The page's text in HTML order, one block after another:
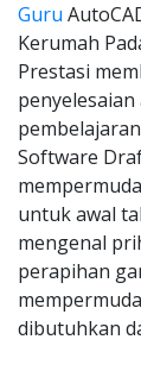
Guru
Kerumah
Prestasi
Software
untuk awal
mengenal
perapihan
dibutuhkan